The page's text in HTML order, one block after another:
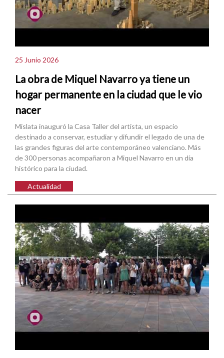
25 Junio 2026
La obra de Miquel Navarro ya tiene un
hogar permanente en la ciudad que le vio
nacer
Mislata inauguró la Casa Taller del artista, un espacio
destinado a conservar, estudiar y difundir el legado de una de
las grandes figuras del arte contemporáneo valenciano. Más
de 300 personas acompañaron a Miquel Navarro en un día
histórico para la ciudad.
Actualidad